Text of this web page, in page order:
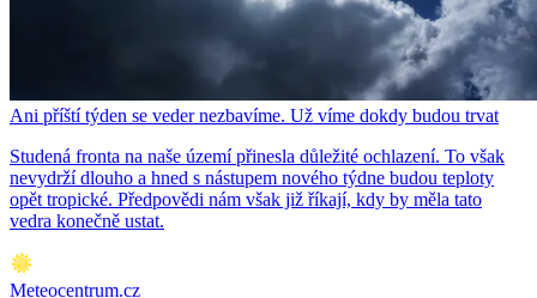
Ani příští týden se veder nezbavíme. Už víme dokdy budou trvat
Studená fronta na naše území přinesla důležité ochlazení. To však
nevydrží dlouho a hned s nástupem nového týdne budou teploty
opět tropické. Předpovědi nám však již říkají, kdy by měla tato
vedra konečně ustat.
Meteocentrum.cz